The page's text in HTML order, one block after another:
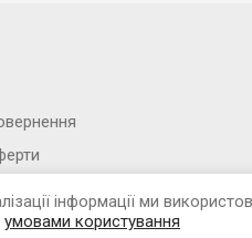
інформації ми
умовами користування